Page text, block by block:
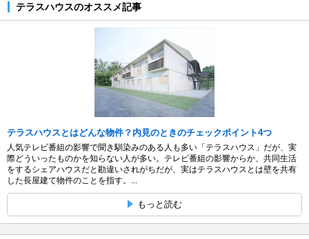
テラスハウスのオススメ記事
テラスハウスとはどんな物件？内見のときのチェックポイント4つ
人気テレビ番組の影響で聞き馴染みのある人も多い「テラスハウス」だが、実
際どういったものかを知らない人が多い。テレビ番組の影響からか、共同生活
をするシェアハウスだと勘違いされがちだが、実はテラスハウスとは壁を共有
した長屋建て物件のことを指す。...
もっと読む